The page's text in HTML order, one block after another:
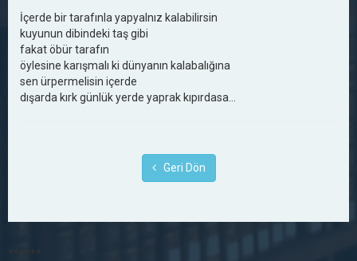
İçerde bir tarafınla yapyalnız kalabilirsin
kuyunun dibindeki taş gibi
fakat öbür tarafın
öylesine karışmalı ki dünyanın kalabalığına
sen ürpermelisin içerde
dışarda kırk günlük yerde yaprak kıpırdasa...
Geri Dön
******